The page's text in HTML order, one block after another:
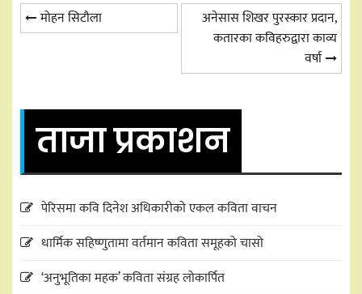
Post
मोहन सिटौला
अनेसास शिखर पुरस्कार प्रदान,
कतारका कविहरुद्वारा काव्य
वर्षा
ताजा प्रकाशन
पेरिसमा कवि दिनेश अधिकारीको एकल कविता वाचन
धार्मिक सहिष्णुतामा वर्तमान कविता समूहको चासो
‘अनुभूतिका महक’ कविता संग्रह लोकार्पित